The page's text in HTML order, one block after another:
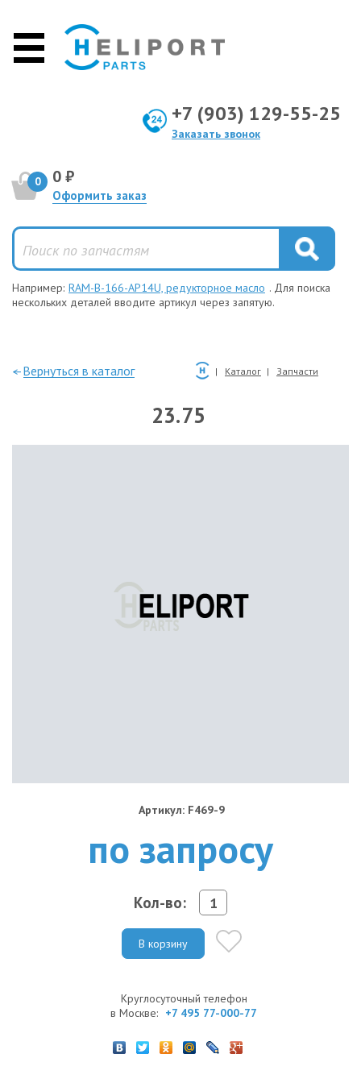
+7 (903) 129-55-25
Заказать звонок
0 0 ₽
Оформить заказ
Например: RAM-B-166-AP14U, редукторное масло . Для поиска
нескольких деталей вводите артикул через запятую.
—Вернуться в каталог Каталог Запчасти
23.75
Артикул: F469-9
по запросу
Кол-во:
В корзину
Круглосуточный телефон
в Москве: +7 495 77-000-77